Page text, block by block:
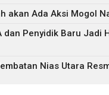
akan Ada Aksi Mogol
dan Penyidik Baru
Nias Utara